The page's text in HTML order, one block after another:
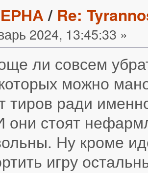
/ Re:
2024, 13:45:33 »
ли совсем
можно
тиров ради
они стоят
Ну кроме
игру